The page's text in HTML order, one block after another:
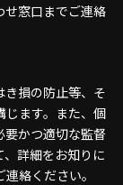
せ窓口までご連絡
き損の防止等、そ
じます。また、個
要かつ適切な監督
詳細をお知りに
絡ください。